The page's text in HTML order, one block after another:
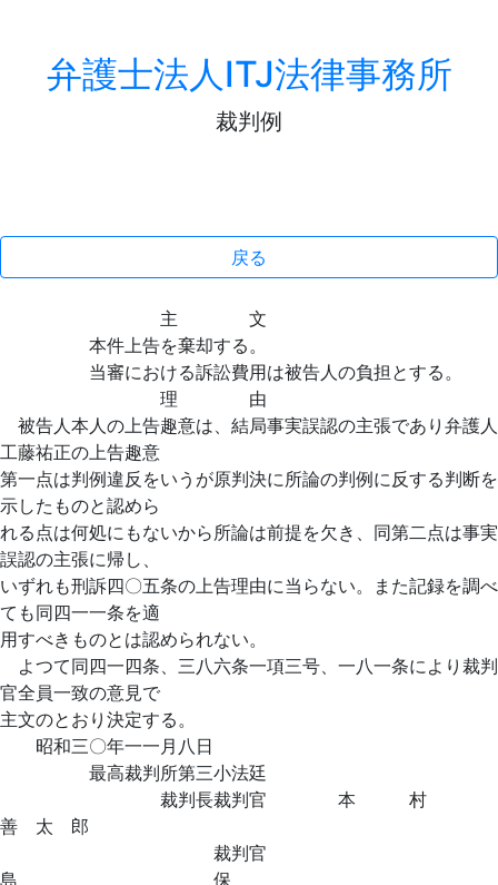
弁護士法人ITJ法律事務所
裁判例
戻る
主 文
本件上告を棄却する。
当審における訴訟費用は被告人の負担とする。
理 由
被告人本人の上告趣意は、結局事実誤認の主張であり弁護人
工藤祐正の上告趣意
第一点は判例違反をいうが原判決に所論の判例に反する判断を
示したものと認めら
れる点は何処にもないから所論は前提を欠き、同第二点は事実
誤認の主張に帰し、
いずれも刑訴四〇五条の上告理由に当らない。また記録を調べ
ても同四一一条を適
用すべきものとは認められない。
よつて同四一四条、三八六条一項三号、一八一条により裁判
官全員一致の意見で
主文のとおり決定する。
昭和三〇年一一月八日
最高裁判所第三小法廷
裁判長裁判官 本 村
善 太 郎
裁判官
島 保